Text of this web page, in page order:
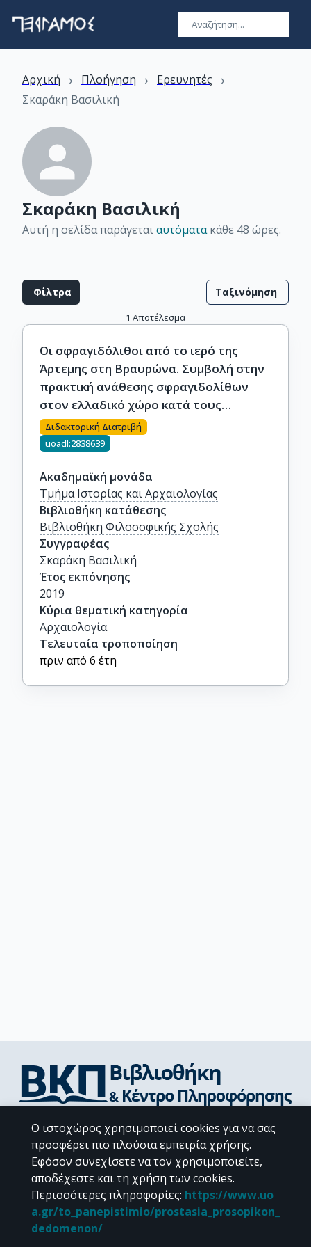
Αρχική › Πλοήγηση › Ερευνητές ›
Σκαράκη Βασιλική
Σκαράκη Βασιλική
Αυτή η σελίδα παράγεταιαυτόματακάθε 48 ώρες.
Φίλτρα Ταξινόμηση
1 Αποτέλεσμα
Οι σφραγιδόλιθοι από το ιερό της
Άρτεμης στη Βραυρώνα. Συμβολή στην
πρακτική ανάθεσης σφραγιδολίθων
στον ελλαδικό χώρο κατά τους
Αρχαϊκούς Χρόνους.
Διδακτορική Διατριβή
uoadl:2838639
Ακαδημαϊκή μονάδα
Τμήμα Ιστορίας και Αρχαιολογίας
Βιβλιοθήκη κατάθεσης
Βιβλιοθήκη Φιλοσοφικής Σχολής
Συγγραφέας
Σκαράκη Βασιλική
Έτος εκπόνησης
2019
Κύρια θεματική κατηγορία
Αρχαιολογία
Τελευταία τροποποίηση
πριν από 6 έτη
Διεύθυνση Βιβλιοθήκης & Κέντρου Πληροφόρησης
Βιβλιοθήκες Σχολών του ΕΚΠΑ
Υπολογιστικό Κέντρο Βιβλιοθηκών
Επικοινωνία / Helpdesk
Ο ιστοχώρος χρησιμοποιεί cookies για να σας
προσφέρει πιο πλούσια εμπειρία χρήσης.
Εφόσον συνεχίσετε να τον χρησιμοποιείτε,
αποδέχεστε και τη χρήση των cookies.
Περισσότερες πληροφορίες: https://www.uo
a.gr/to_panepistimio/prostasia_prosopikon_
dedomenon/